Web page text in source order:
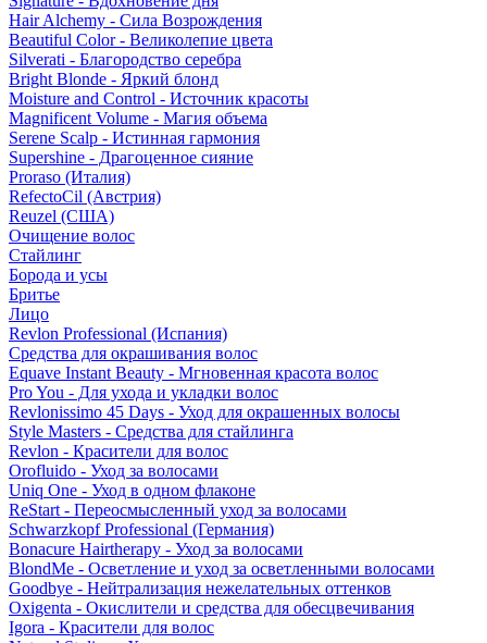
Hair Alchemy - Сила Возрождения
Beautiful Color - Великолепие цвета
Silverati - Благородство серебра
Bright Blonde - Яркий блонд
Moisture and Control - Источник красоты
Magnificent Volume - Магия объема
Serene Scalp - Истинная гармония
Supershine - Драгоценное сияние
Proraso (Италия)
RefectoCil (Австрия)
Reuzel (США)
Очищение волос
Стайлинг
Борода и усы
Бритье
Лицо
Revlon Professional (Испания)
Средства для окрашивания волос
Equave Instant Beauty - Мгновенная красота волос
Pro You - Для ухода и укладки волос
Revlonissimo 45 Days - Уход для окрашенных волосы
Style Masters - Средства для стайлинга
Revlon - Красители для волос
Orofluido - Уход за волосами
Uniq One - Уход в одном флаконе
ReStart - Переосмысленный уход за волосами
Schwarzkopf Professional (Германия)
Bonacure Hairtherapy - Уход за волосами
BlondMe - Осветление и уход за осветленными волосами
Goodbye - Нейтрализация нежелательных оттенков
Oxigenta - Окислители и средства для обесцвечивания
Igora - Красители для волос